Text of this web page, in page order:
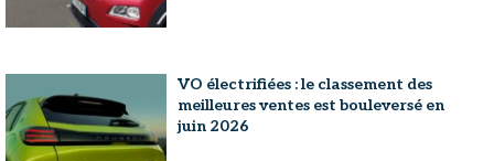
VO électrifiées : le classement des
meilleures ventes est bouleversé en
juin 2026